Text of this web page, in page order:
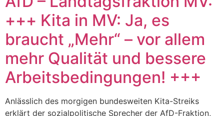
+++ Kita in MV: Ja, es
braucht „Mehr“ – vor allem
mehr Qualität und bessere
Arbeitsbedingungen! +++
Anlässlich des morgigen bundesweiten Kita-Streiks
erklärt der sozialpolitische Sprecher der AfD-Fraktion,